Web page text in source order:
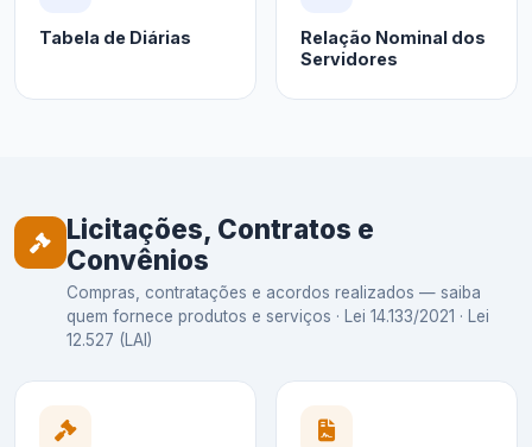
Tabela de Diárias
Relação Nominal dos
Servidores
Licitações, Contratos e
Convênios
Compras, contratações e acordos realizados — saiba
quem fornece produtos e serviços · Lei 14.133/2021 · Lei
12.527 (LAI)